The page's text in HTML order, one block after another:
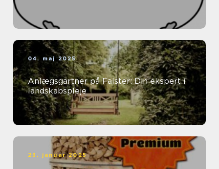
04. maj 2025
Anlægsgartner på Falster: Din ekspert i
landskabspleje
23. januar 2025